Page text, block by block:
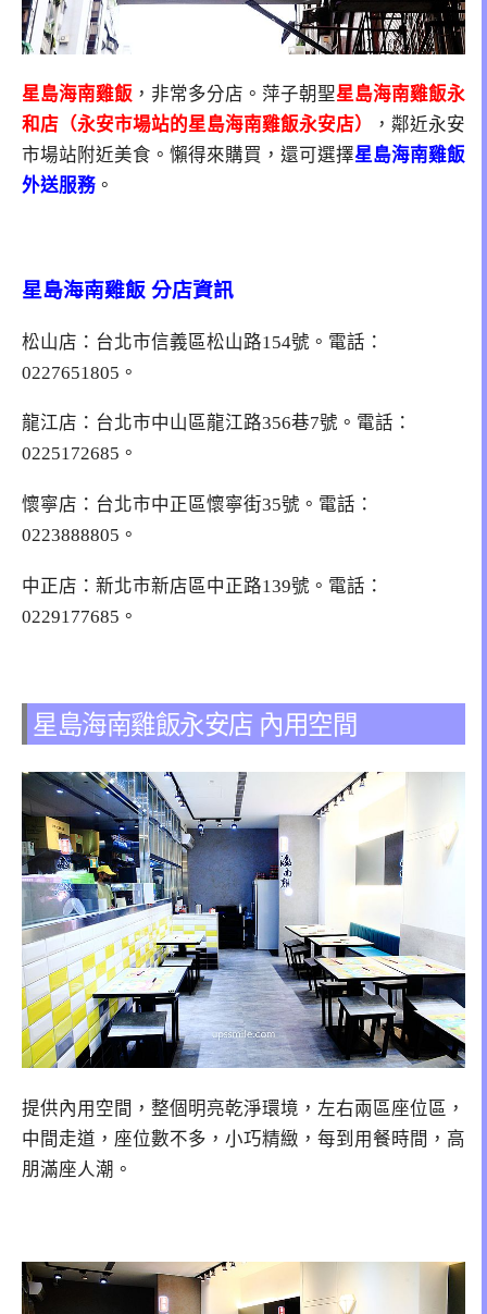
星島海南雞飯 ，非常多分店。萍子朝聖星島海南雞飯永
和店（永安市場站的星島海南雞飯永安店）
，鄰近永安
市場站附近美食。懶得來購買，還可選擇星島海南雞飯
外送服務 。
星島海南雞飯 分店資訊
松山店：台北市信義區松山路154號。電話：
0227651805。
龍江店：台北市中山區龍江路356巷7號。電話：
0225172685。
懷寧店：台北市中正區懷寧街35號。電話：
0223888805。
中正店：新北市新店區中正路139號。電話：
0229177685。
星島海南雞飯永安店 內用空間
提供內用空間，整個明亮乾淨環境，左右兩區座位區，
中間走道，座位數不多，小巧精緻，每到用餐時間，高
朋滿座人潮。